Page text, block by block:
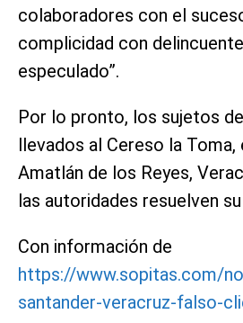
colaboradores con el
complicidad con
especulado”.
Por lo pronto, los sujetos
llevados al Cereso la Toma,
Amatlán de los Reyes,
las autoridades resuelven
Con información de
https://www.sopitas.com/
santander-veracruz-falso-